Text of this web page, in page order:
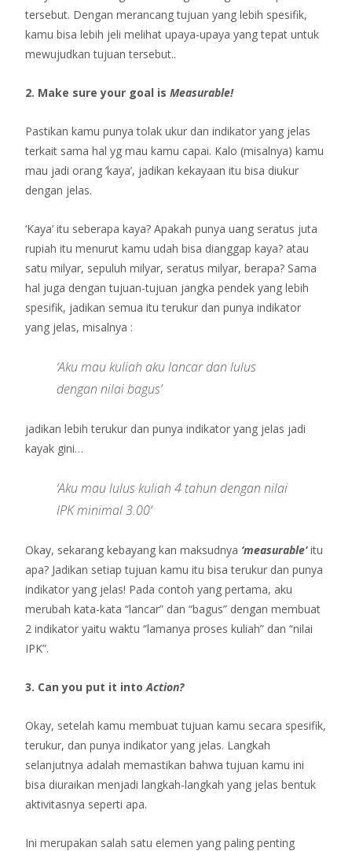
tersebut. Dengan merancang tujuan yang lebih spesifik,
kamu bisa lebih jeli melihat upaya-upaya yang tepat untuk
mewujudkan tujuan tersebut..
2. Make sure your goal is Measurable!
Pastikan kamu punya tolak ukur dan indikator yang jelas
terkait sama hal yg mau kamu capai. Kalo (misalnya) kamu
mau jadi orang ‘kaya’, jadikan kekayaan itu bisa diukur
dengan jelas.
‘Kaya’ itu seberapa kaya? Apakah punya uang seratus juta
rupiah itu menurut kamu udah bisa dianggap kaya? atau
satu milyar, sepuluh milyar, seratus milyar, berapa? Sama
hal juga dengan tujuan-tujuan jangka pendek yang lebih
spesifik, jadikan semua itu terukur dan punya indikator
yang jelas, misalnya :
‘Aku mau kuliah aku lancar dan lulus
dengan nilai bagus’
jadikan lebih terukur dan punya indikator yang jelas jadi
kayak gini…
‘Aku mau lulus kuliah 4 tahun dengan nilai
IPK minimal 3.00’
Okay, sekarang kebayang kan maksudnya ‘measurable‘itu
apa? Jadikan setiap tujuan kamu itu bisa terukur dan punya
indikator yang jelas! Pada contoh yang pertama, aku
merubah kata-kata “lancar” dan “bagus” dengan membuat
2 indikator yaitu waktu “lamanya proses kuliah” dan “nilai
IPK”.
3. Can you put it intoAction?
Okay, setelah kamu membuat tujuan kamu secara spesifik,
terukur, dan punya indikator yang jelas. Langkah
selanjutnya adalah memastikan bahwa tujuan kamu ini
bisa diuraikan menjadi langkah-langkah yang jelas bentuk
aktivitasnya seperti apa.
Ini merupakan salah satu elemen yang paling penting